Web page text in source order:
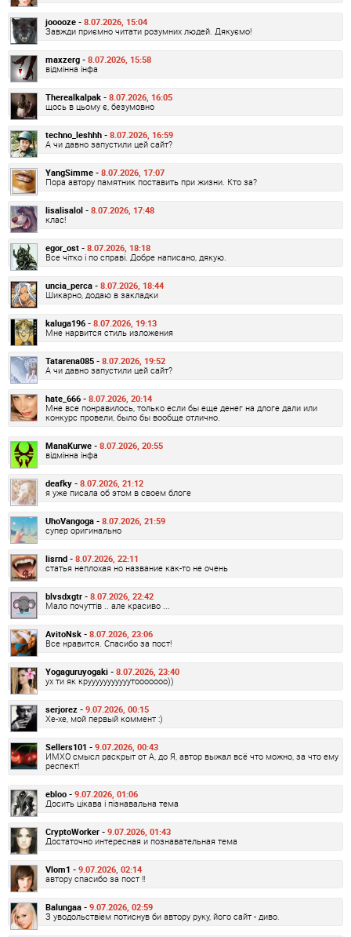
jooooze - 8.07.2026, 15:04
Завжди приємно читати розумних людей. Дякуємо!
maxzerg - 8.07.2026, 15:58
відмінна інфа
Therealkalpak - 8.07.2026, 16:05
щось в цьому є, безумовно
techno_leshhh - 8.07.2026, 16:59
А чи давно запустили цей сайт?
YangSimme - 8.07.2026, 17:07
Пора автору памятник поставить при жизни. Кто за?
lisalisalol - 8.07.2026, 17:48
клас!
egor_ost - 8.07.2026, 18:18
Все чітко і по справі. Добре написано, дякую.
uncia_perca - 8.07.2026, 18:44
Шикарно, додаю в закладки
kaluga196 - 8.07.2026, 19:13
Мне нарвится стиль изложения
Tatarena085 - 8.07.2026, 19:52
А чи давно запустили цей сайт?
hate_666 - 8.07.2026, 20:14
Мне все понравилось, только если бы еще денег на длоге дали или
конкурс провели, было бы вообще отлично.
ManaKurwe - 8.07.2026, 20:55
відмінна інфа
deafky - 8.07.2026, 21:12
я уже писала об этом в своем блоге
UhoVangoga - 8.07.2026, 21:59
супер оригинально
lisrnd - 8.07.2026, 22:11
статья неплохая но название как-то не очень
blvsdxgtr - 8.07.2026, 22:42
Мало почуттів .. але красиво ...
AvitoNsk - 8.07.2026, 23:06
Все нравится. Спасибо за пост!
Yogaguruyogaki - 8.07.2026, 23:40
ух ти як крууууууууууутооооооо))
serjorez - 9.07.2026, 00:15
Хе-хе, мой первый коммент :)
Sellers101 - 9.07.2026, 00:43
ИМХО смысл раскрыт от А, до Я, автор выжал всё что можно, за что ему
респект!
ebloo - 9.07.2026, 01:06
Досить цікава і пізнавальна тема
CryptoWorker - 9.07.2026, 01:43
Достаточно интересная и познавательная тема
Vlom1 - 9.07.2026, 02:14
автору спасибо за пост !!
Balungaa - 9.07.2026, 02:59
З уводольствіем потиснув би автору руку, його сайт - диво.